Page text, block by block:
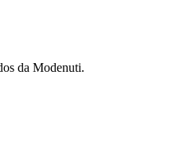
da Modenuti.